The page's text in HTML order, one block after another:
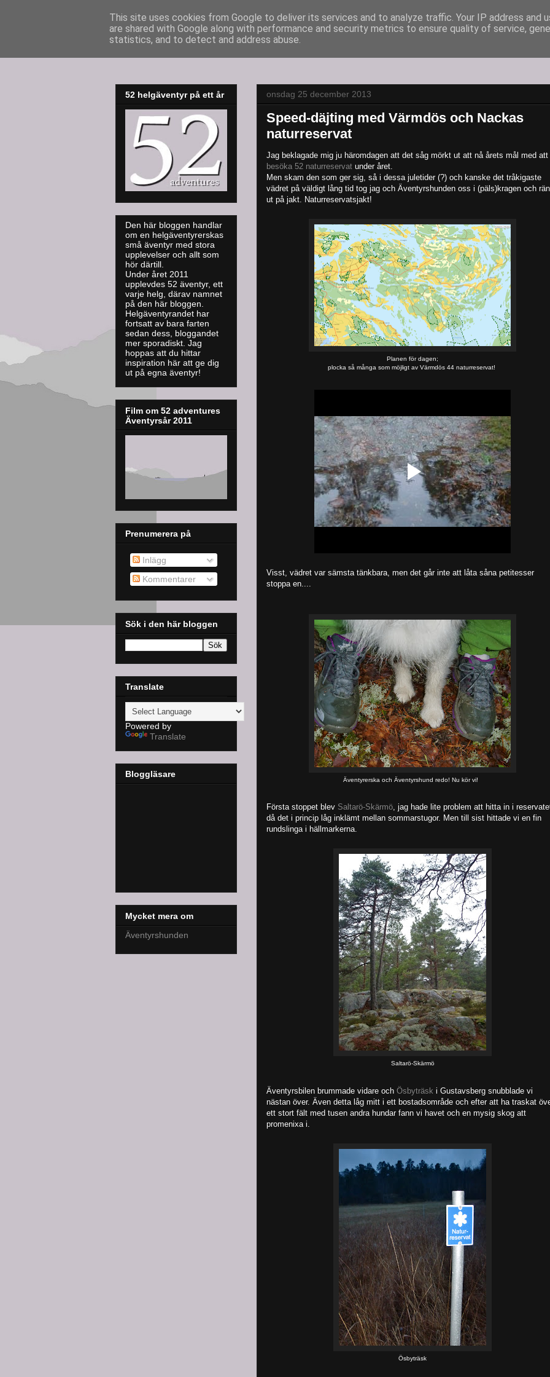
52adventures
onsdag 25 december 2013
Speed-däjting med Värmdös och Nackas
naturreservat
Jag beklagade mig ju häromdagen att det såg mörkt ut att nå årets mål med att
besöka 52 naturreservat under året.
Men skam den som ger sig, så i dessa juletider (?) och kanske det tråkigaste
vädret på väldigt lång tid tog jag och Äventyrshunden oss i (päls)kragen och
ut på jakt. Naturreservatsjakt!
Planen för dagen;
plocka så många som möjligt av Värmdös 44 naturreservat!
Visst, vädret var sämsta tänkbara, men det går inte att låta såna petitesser
stoppa en....
Äventyrerska och Äventyrshund redo! Nu kör vi!
Första stoppet blev Saltarö-Skärmö, jag hade lite problem att hitta in i
då det i princip låg inklämt mellan sommarstugor. Men till sist hittade vi en fin
rundslinga i hällmarkerna.
Saltarö-Skärmö
Äventyrsbilen brummade vidare och Ösbyträsk i Gustavsberg snubblade vi
nästan över. Även detta låg mitt i ett bostadsområde och efter att ha traskat
ett stort fält med tusen andra hundar fann vi havet och en mysig skog att
promenixa i.
Ösbyträsk
52 helgäventyr på ett år
Den här bloggen handlar
om en helgäventyrerskas
små äventyr med stora
upplevelser och allt som
hör därtill.
Under året 2011
upplevdes 52 äventyr, ett
varje helg, därav namnet
på den här bloggen.
Helgäventyrandet har
fortsatt av bara farten
sedan dess, bloggandet
mer sporadiskt. Jag
hoppas att du hittar
inspiration här att ge dig
ut på egna äventyr!
Film om 52 adventures
Äventyrsår 2011
Prenumerera på
Inlägg
Kommentarer
Sök i den här bloggen
Translate
Powered by
Translate
Bloggläsare
Mycket mera om
Äventyrshunden
This site uses cookies from Google to deliver its services and to analyze traffic. Your IP address and
are shared with Google along with performance and security metrics to ensure quality of service,
statistics, and to detect and address abuse.